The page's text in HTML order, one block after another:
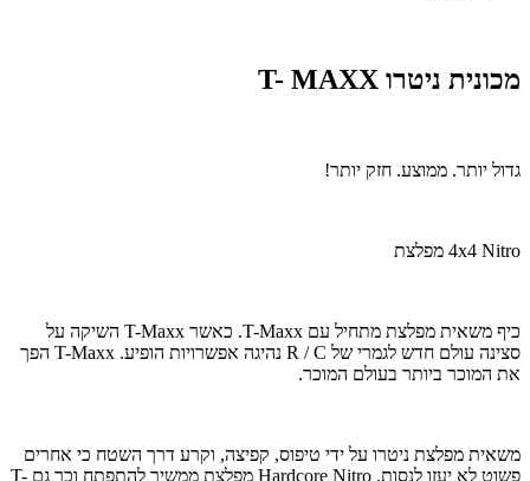
מכונית ניטרו T- MAXX
גדול יותר. ממוצע. חזק יותר!
4x4 Nitro מפלצת
כיף משאית מפלצת מתחיל עם T-Maxx. כאשר T-Maxx השיקה על
סצינה עולם חדש לגמרי של R / C נהיגה אפשרויות הופיע. T-Maxx הפך
את המוכר ביותר בעולם המוכר.
משאית מפלצת ניטרו על ידי טיפוס, קפיצה, וקרע דרך השטח כי אחרים
פשוט לא יעזו לנסות. Hardcore Nitro מפלצת ממשיך להתפתח וכך גם T-